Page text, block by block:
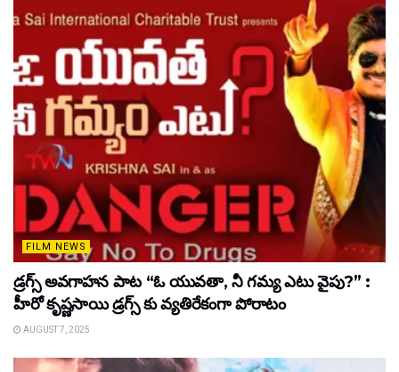
FILM NEWS
డ్రగ్స్ అవగాహన పాట “ఓ యువతా, నీ గమ్య ఎటు వైపు?” :
హీరో కృష్ణసాయి డ్రగ్స్ కు వ్యతిరేకంగా పోరాటం
AUGUST 7, 2025